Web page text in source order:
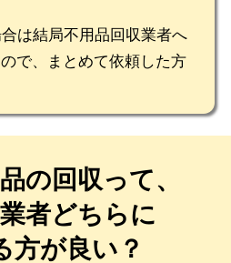
は結局不用品回収業者へ
で、まとめて依頼した方
の回収って、
者どちらに
方が良い？